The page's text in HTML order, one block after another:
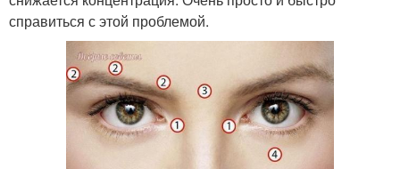
справиться с этой проблемой.